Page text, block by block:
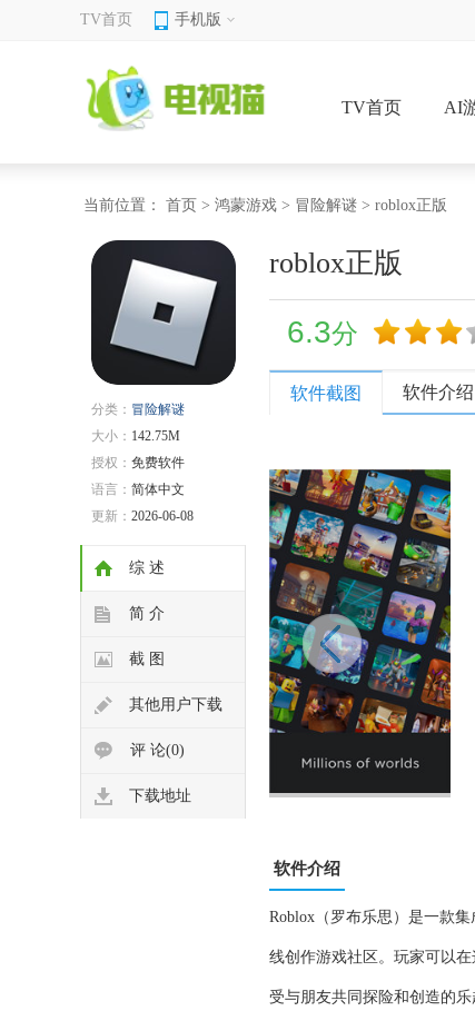
TV首页 手机版
TV首页 AI
当前位置： 首页 > 鸿蒙游戏 > 冒险解谜 > roblox正版
分类： 冒险解谜
大小： 142.75M
授权： 免费软件
语言： 简体中文
更新： 2026-06-08
综 述
简 介
截 图
其他用户下载
评 论(0)
下载地址
roblox正版
6.3分
软件截图 软件介绍
软件介绍
Roblox（罗布乐思）是一款
线创作游戏社区。玩家可以
受与朋友共同探险和创造的乐